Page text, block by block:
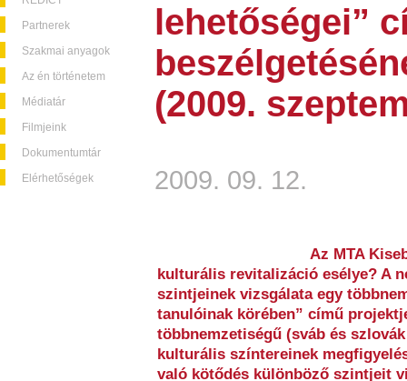
Partnerek
Szakmai anyagok
Az én történetem
Médiatár
Filmjeink
Dokumentumtár
Elérhetőségek
lehetőségei”
(2009.
2009. 09. 12.
Az MTA
kulturális revitalizáció esélye? A
szintjeinek vizsgálata egy
tanulóinak körében” című
többnemzetiségű (sváb és
kulturális színtereinek
való kötődés különböző szintjeit